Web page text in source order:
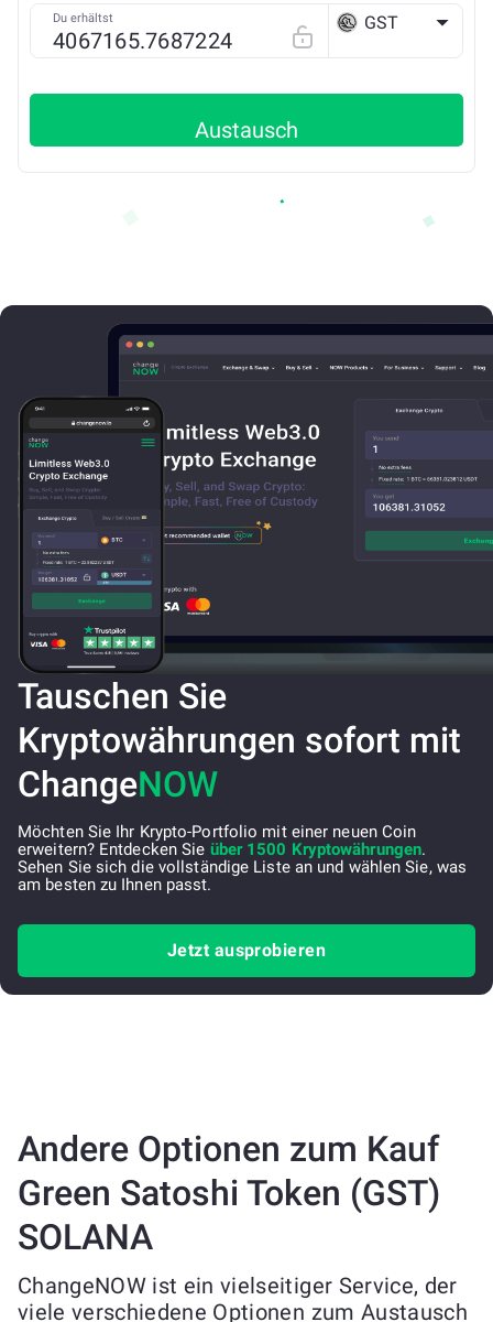
Du erhältst GST
Austausch
Tauschen Sie
Kryptowährungen sofort mit
ChangeNOW
Möchten Sie Ihr Krypto-Portfolio mit einer neuen Coin
erweitern? Entdecken Sie über 1500 Kryptowährungen.
Sehen Sie sich die vollständige Liste an und wählen Sie, was
am besten zu Ihnen passt.
Jetzt ausprobieren
Andere Optionen zum Kauf
Green Satoshi Token (GST)
SOLANA
ChangeNOW ist ein vielseitiger Service, der
viele verschiedene Optionen zum Austausch